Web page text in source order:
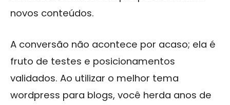
novos conteúdos.
A conversão não acontece por acaso; ela é
fruto de testes e posicionamentos
validados. Ao utilizar o melhor tema
wordpress para blogs, você herda anos de